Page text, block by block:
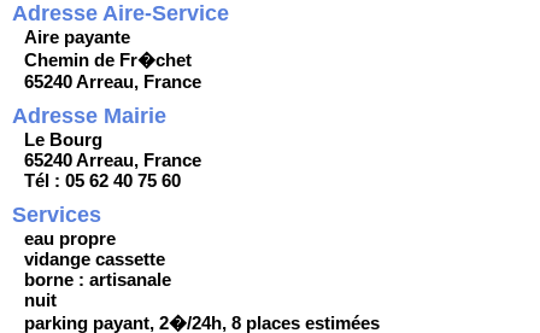
Adresse Aire-Service
Aire payante
Chemin de Fr�chet
65240 Arreau, France
Adresse Mairie
Le Bourg
65240 Arreau, France
Tél : 05 62 40 75 60
Services
eau propre
vidange cassette
borne : artisanale
nuit
parking payant, 2�/24h, 8 places estimées